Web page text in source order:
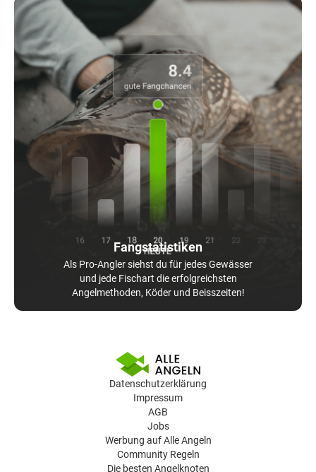
Fangstatistiken
Als Pro-Angler siehst du für jedes Gewässer
und jede Fischart die erfolgreichsten
Angelmethoden, Köder und Beisszeiten!
Datenschutzerklärung
Impressum
AGB
Jobs
Werbung auf Alle Angeln
Community Regeln
Die besten Angelknoten